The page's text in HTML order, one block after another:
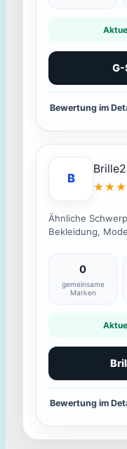
G-
Bewertung im
B
Ähnliche
Bekleidung,
0
gemeinsame
Marken
Bewertung im